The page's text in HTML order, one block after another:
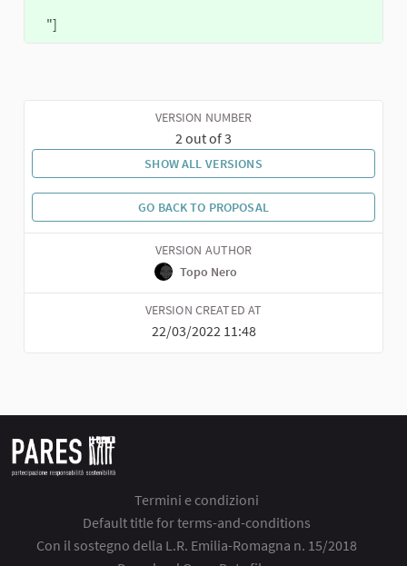
"]
VERSION NUMBER
2 out of 3
SHOW ALL VERSIONS
GO BACK TO PROPOSAL
VERSION AUTHOR
Topo Nero
VERSION CREATED AT
22/03/2022 11:48
Termini e condizioni
Default title for terms-and-conditions
Con il sostegno della L.R. Emilia-Romagna n. 15/2018